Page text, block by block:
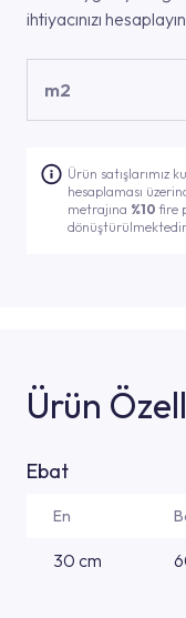
ihtiyacınızı
m2
Ürün satışlarımız
hesaplaması
metrajına %10fire
Ürün
Ebat
En
30 cm